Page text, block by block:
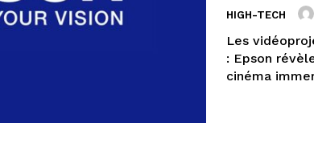
HIGH-TECH
Les
: Epson
cinéma